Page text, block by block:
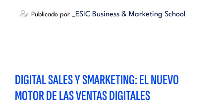
Publicado por _ESIC Business & Marketing School
DIGITAL SALES Y SMARKETING: EL NUEVO
MOTOR DE LAS VENTAS DIGITALES